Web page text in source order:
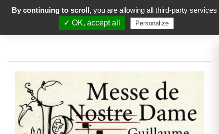
By continuing to scroll, you are allowing all third-party services
✓ OK, accept all
Personalize